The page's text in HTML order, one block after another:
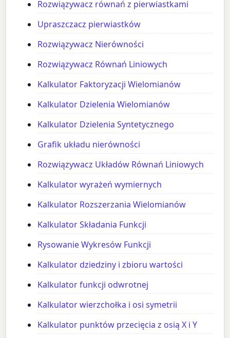
Rozwiązywacz równań z pierwiastkami
Upraszczacz pierwiastków
Rozwiązywacz Nierówności
Rozwiązywacz Równań Liniowych
Kalkulator Faktoryzacji Wielomianów
Kalkulator Dzielenia Wielomianów
Kalkulator Dzielenia Syntetycznego
Grafik układu nierówności
Rozwiązywacz Układów Równań Liniowych
Kalkulator wyrażeń wymiernych
Kalkulator Rozszerzania Wielomianów
Kalkulator Składania Funkcji
Rysowanie Wykresów Funkcji
Kalkulator dziedziny i zbioru wartości
Kalkulator funkcji odwrotnej
Kalkulator wierzchołka i osi symetrii
Kalkulator punktów przecięcia z osią X i Y